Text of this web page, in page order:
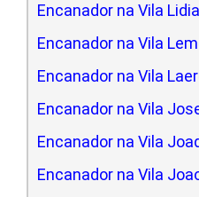
Encanador na Vila Lidia
Encanador na Vila
Encanador na Vila
Encanador na Vila
Encanador na Vila
Encanador na Vila